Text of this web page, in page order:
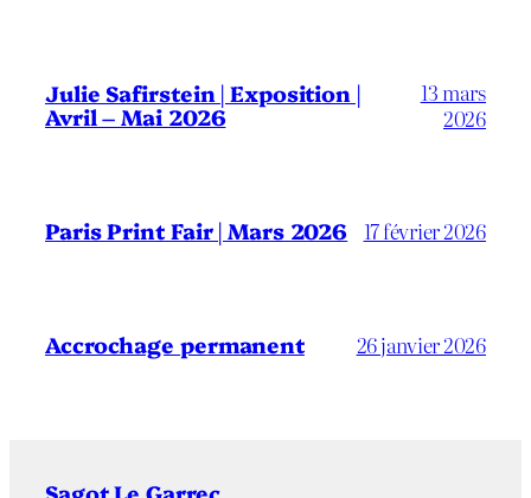
Julie Safirstein | Exposition |
Avril – Mai 2026
13 mars
2026
Paris Print Fair | Mars 2026 17 février 2026
Accrochage permanent 26 janvier 2026